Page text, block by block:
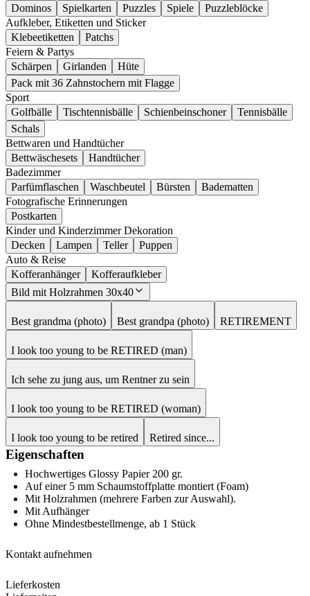
Dominos
Spielkarten Puzzles Spiele
Puzzleblöcke
Aufkleber, Etiketten und Sticker
Klebeetiketten
Patchs
Feiern & Partys
Schärpen
Girlanden
Hüte
Pack mit 36 Zahnstochern mit Flagge
Sport
Golfbälle
Tischtennisbälle Schienbeinschoner
Tennisbälle
Schals
Bettwaren und Handtücher
Bettwäschesets
Handtücher
Badezimmer
Parfümflaschen
Waschbeutel Bürsten
Badematten
Fotografische Erinnerungen
Postkarten
Kinder und Kinderzimmer Dekoration
Decken
Lampen Teller
Puppen
Auto & Reise
Kofferanhänger
Kofferaufkleber
Bild mit Holzrahmen 30x40
Best grandma (photo) Best grandpa (photo) RETIREMENT
I look too young to be RETIRED (man)
Ich sehe zu jung aus, um Rentner zu sein
I look too young to be RETIRED (woman)
I look too young to be retired Retired since...
Eigenschaften
Hochwertiges Glossy Papier 200 gr.
Auf einer 5 mm Schaumstoffplatte montiert (Foam)
Mit Holzrahmen (mehrere Farben zur Auswahl).
Mit Aufhänger
Ohne Mindestbestellmenge, ab 1 Stück
Kontakt aufnehmen
Lieferkosten